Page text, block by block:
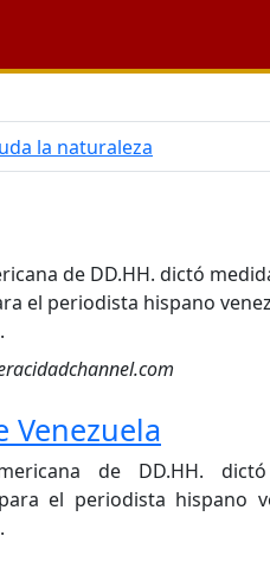
Venezuela
de DD.HH.
el periodista hispano